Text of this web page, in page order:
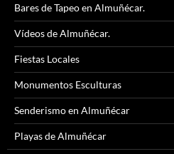
Bares de Tapeo en Almuñécar.
Vídeos de Almuñécar.
Fiestas Locales
Monumentos Esculturas
Senderismo en Almuñécar
Playas de Almuñécar